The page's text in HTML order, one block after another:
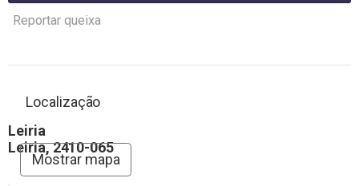
Reportar queixa
Localização
Leiria
Leiria, 2410-065
Mostrar mapa